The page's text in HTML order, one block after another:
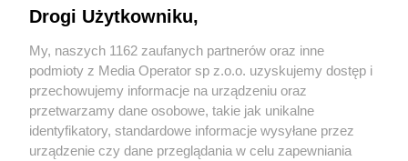
Wydawca mediówlokalnych
Drogi Użytkowniku,
My, naszych 1162 zaufanych partnerów oraz inne
podmioty z Media Operator sp z.o.o. uzyskujemy dostęp i
przechowujemy informacje na urządzeniu oraz
przetwarzamy dane osobowe, takie jak unikalne
identyfikatory, standardowe informacje wysyłane przez
urządzenie czy dane przeglądania w celu zapewniania